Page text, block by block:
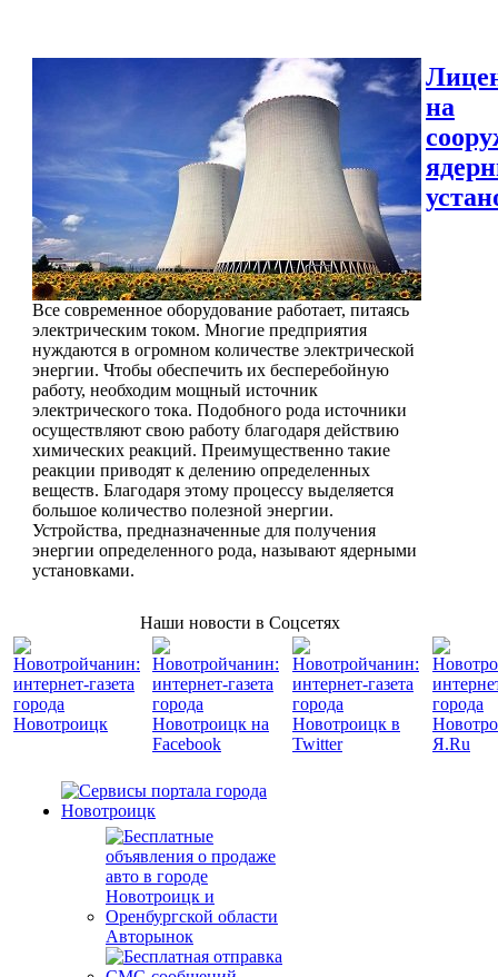
Все современное оборудование работает, питаясь
электрическим током. Многие предприятия
нуждаются в огромном количестве электрической
энергии. Чтобы обеспечить их бесперебойную
работу, необходим мощный источник
электрического тока. Подобного рода источники
осуществляют свою работу благодаря действию
химических реакций. Преимущественно такие
реакции приводят к делению определенных
веществ. Благодаря этому процессу выделяется
большое количество полезной энергии.
Устройства, предназначенные для получения
энергии определенного рода, называют ядерными
установками.
на
Наши новости в Соцсетях
Авторынок